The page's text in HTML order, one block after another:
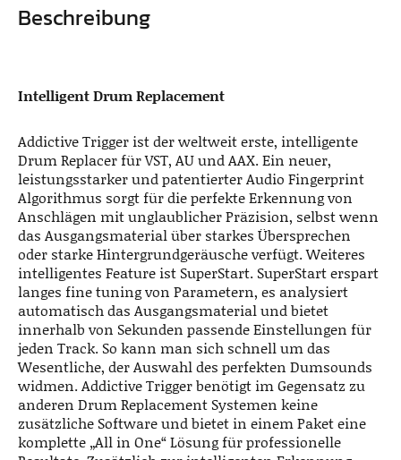
Beschreibung
Intelligent Drum Replacement
Addictive Trigger ist der weltweit erste, intelligente
Drum Replacer für VST, AU und AAX. Ein neuer,
leistungsstarker und patentierter Audio Fingerprint
Algorithmus sorgt für die perfekte Erkennung von
Anschlägen mit unglaublicher Präzision, selbst wenn
das Ausgangsmaterial über starkes Übersprechen
oder starke Hintergrundgeräusche verfügt. Weiteres
intelligentes Feature ist SuperStart. SuperStart erspart
langes fine tuning von Parametern, es analysiert
automatisch das Ausgangsmaterial und bietet
innerhalb von Sekunden passende Einstellungen für
jeden Track. So kann man sich schnell um das
Wesentliche, der Auswahl des perfekten Dumsounds
widmen. Addictive Trigger benötigt im Gegensatz zu
anderen Drum Replacement Systemen keine
zusätzliche Software und bietet in einem Paket eine
komplette „All in One“ Lösung für professionelle